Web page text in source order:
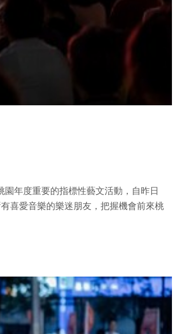
年度重要的指標性藝文活動，自昨日
喜愛音樂的樂迷朋友，把握機會前來桃